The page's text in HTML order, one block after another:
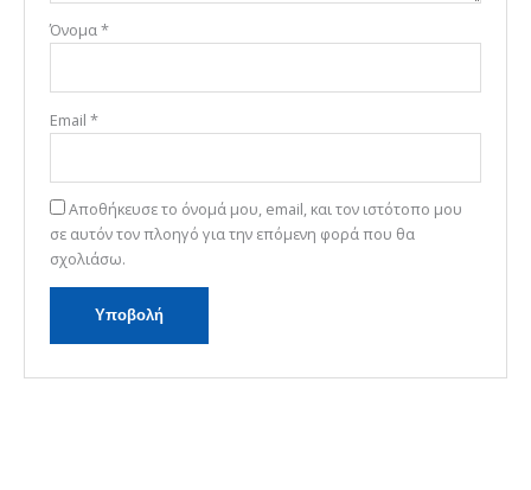
Όνομα*
Email*
Αποθήκευσε το όνομά μου, email, και τον ιστότοπο μου
σε αυτόν τον πλοηγό για την επόμενη φορά που θα
σχολιάσω.